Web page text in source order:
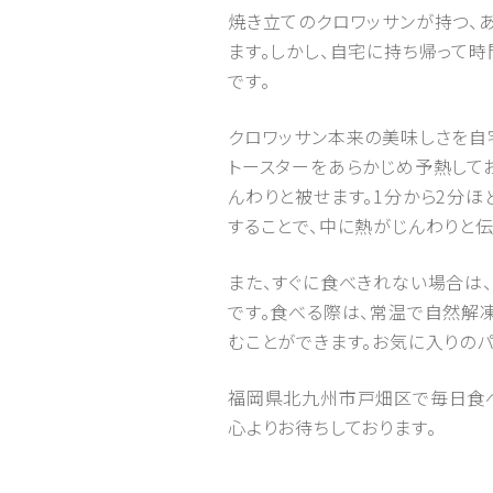
焼き立てのクロワッサンが持つ
ます。しかし、自宅に持ち帰って
です。
クロワッサン本来の美味しさを
トースターをあらかじめ予熱し
んわりと被せます。1分から2分
することで、中に熱がじんわりと
また、すぐに食べきれない場合
です。食べる際は、常温で自然
むことができます。お気に入り
福岡県北九州市戸畑区で毎日食
心よりお待ちしております。